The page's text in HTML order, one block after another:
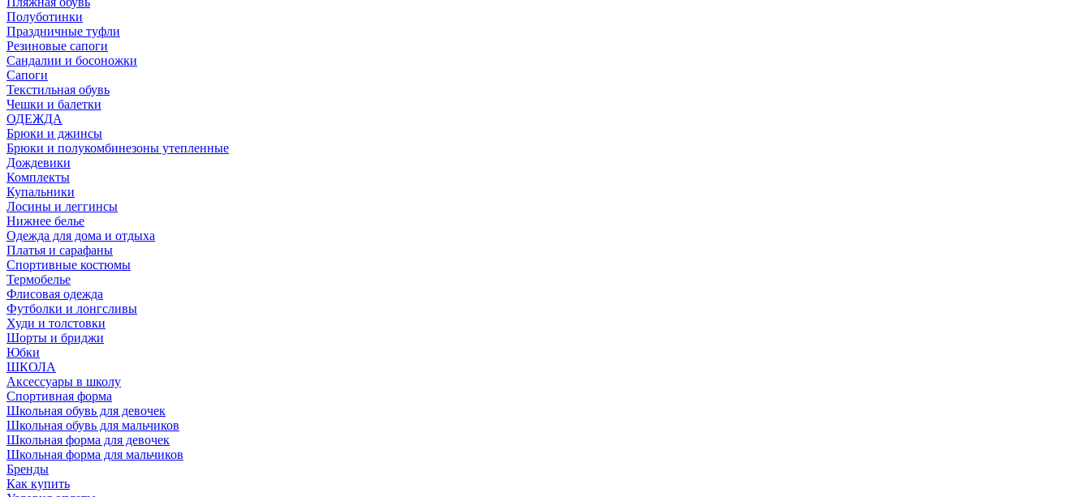
Полуботинки
Праздничные туфли
Резиновые сапоги
Сандалии и босоножки
Сапоги
Текстильная обувь
Чешки и балетки
ОДЕЖДА
Брюки и джинсы
Брюки и полукомбинезоны утепленные
Дождевики
Комплекты
Купальники
Лосины и леггинсы
Нижнее белье
Одежда для дома и отдыха
Платья и сарафаны
Спортивные костюмы
Термобелье
Флисовая одежда
Футболки и лонгсливы
Худи и толстовки
Шорты и бриджи
Юбки
ШКОЛА
Аксессуары в школу
Спортивная форма
Школьная обувь для девочек
Школьная обувь для мальчиков
Школьная форма для девочек
Школьная форма для мальчиков
Бренды
Как купить